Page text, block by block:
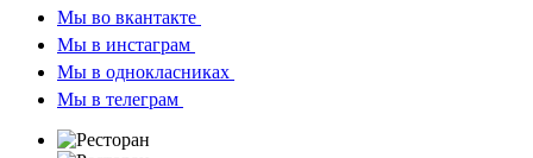
Мы во вкантакте
Мы в инстаграм
Мы в однокласниках
Мы в телеграм